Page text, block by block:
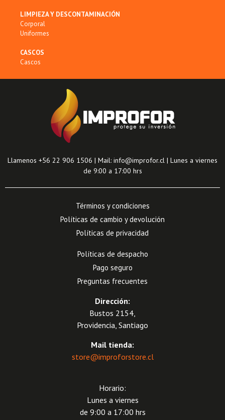
LIMPIEZA Y DESCONTAMINACIÓN
Corporal
Uniformes
CASCOS
Cascos
Llamenos +56 22 906 1506 | Mail: info@improfor.cl | Lunes a viernes
de 9:00 a 17:00 hrs
Términos y condiciones
Políticas de cambio y devolución
Políticas de privacidad
Políticas de despacho
Pago seguro
Preguntas frecuentes
Dirección:
Bustos 2154,
Providencia, Santiago
Mail tienda:
store@improforstore.cl
Horario:
Lunes a viernes
de 9:00 a 17:00 hrs